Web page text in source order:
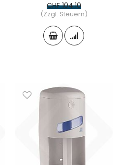
CHF 104.10
(Zzgl. Steuern)